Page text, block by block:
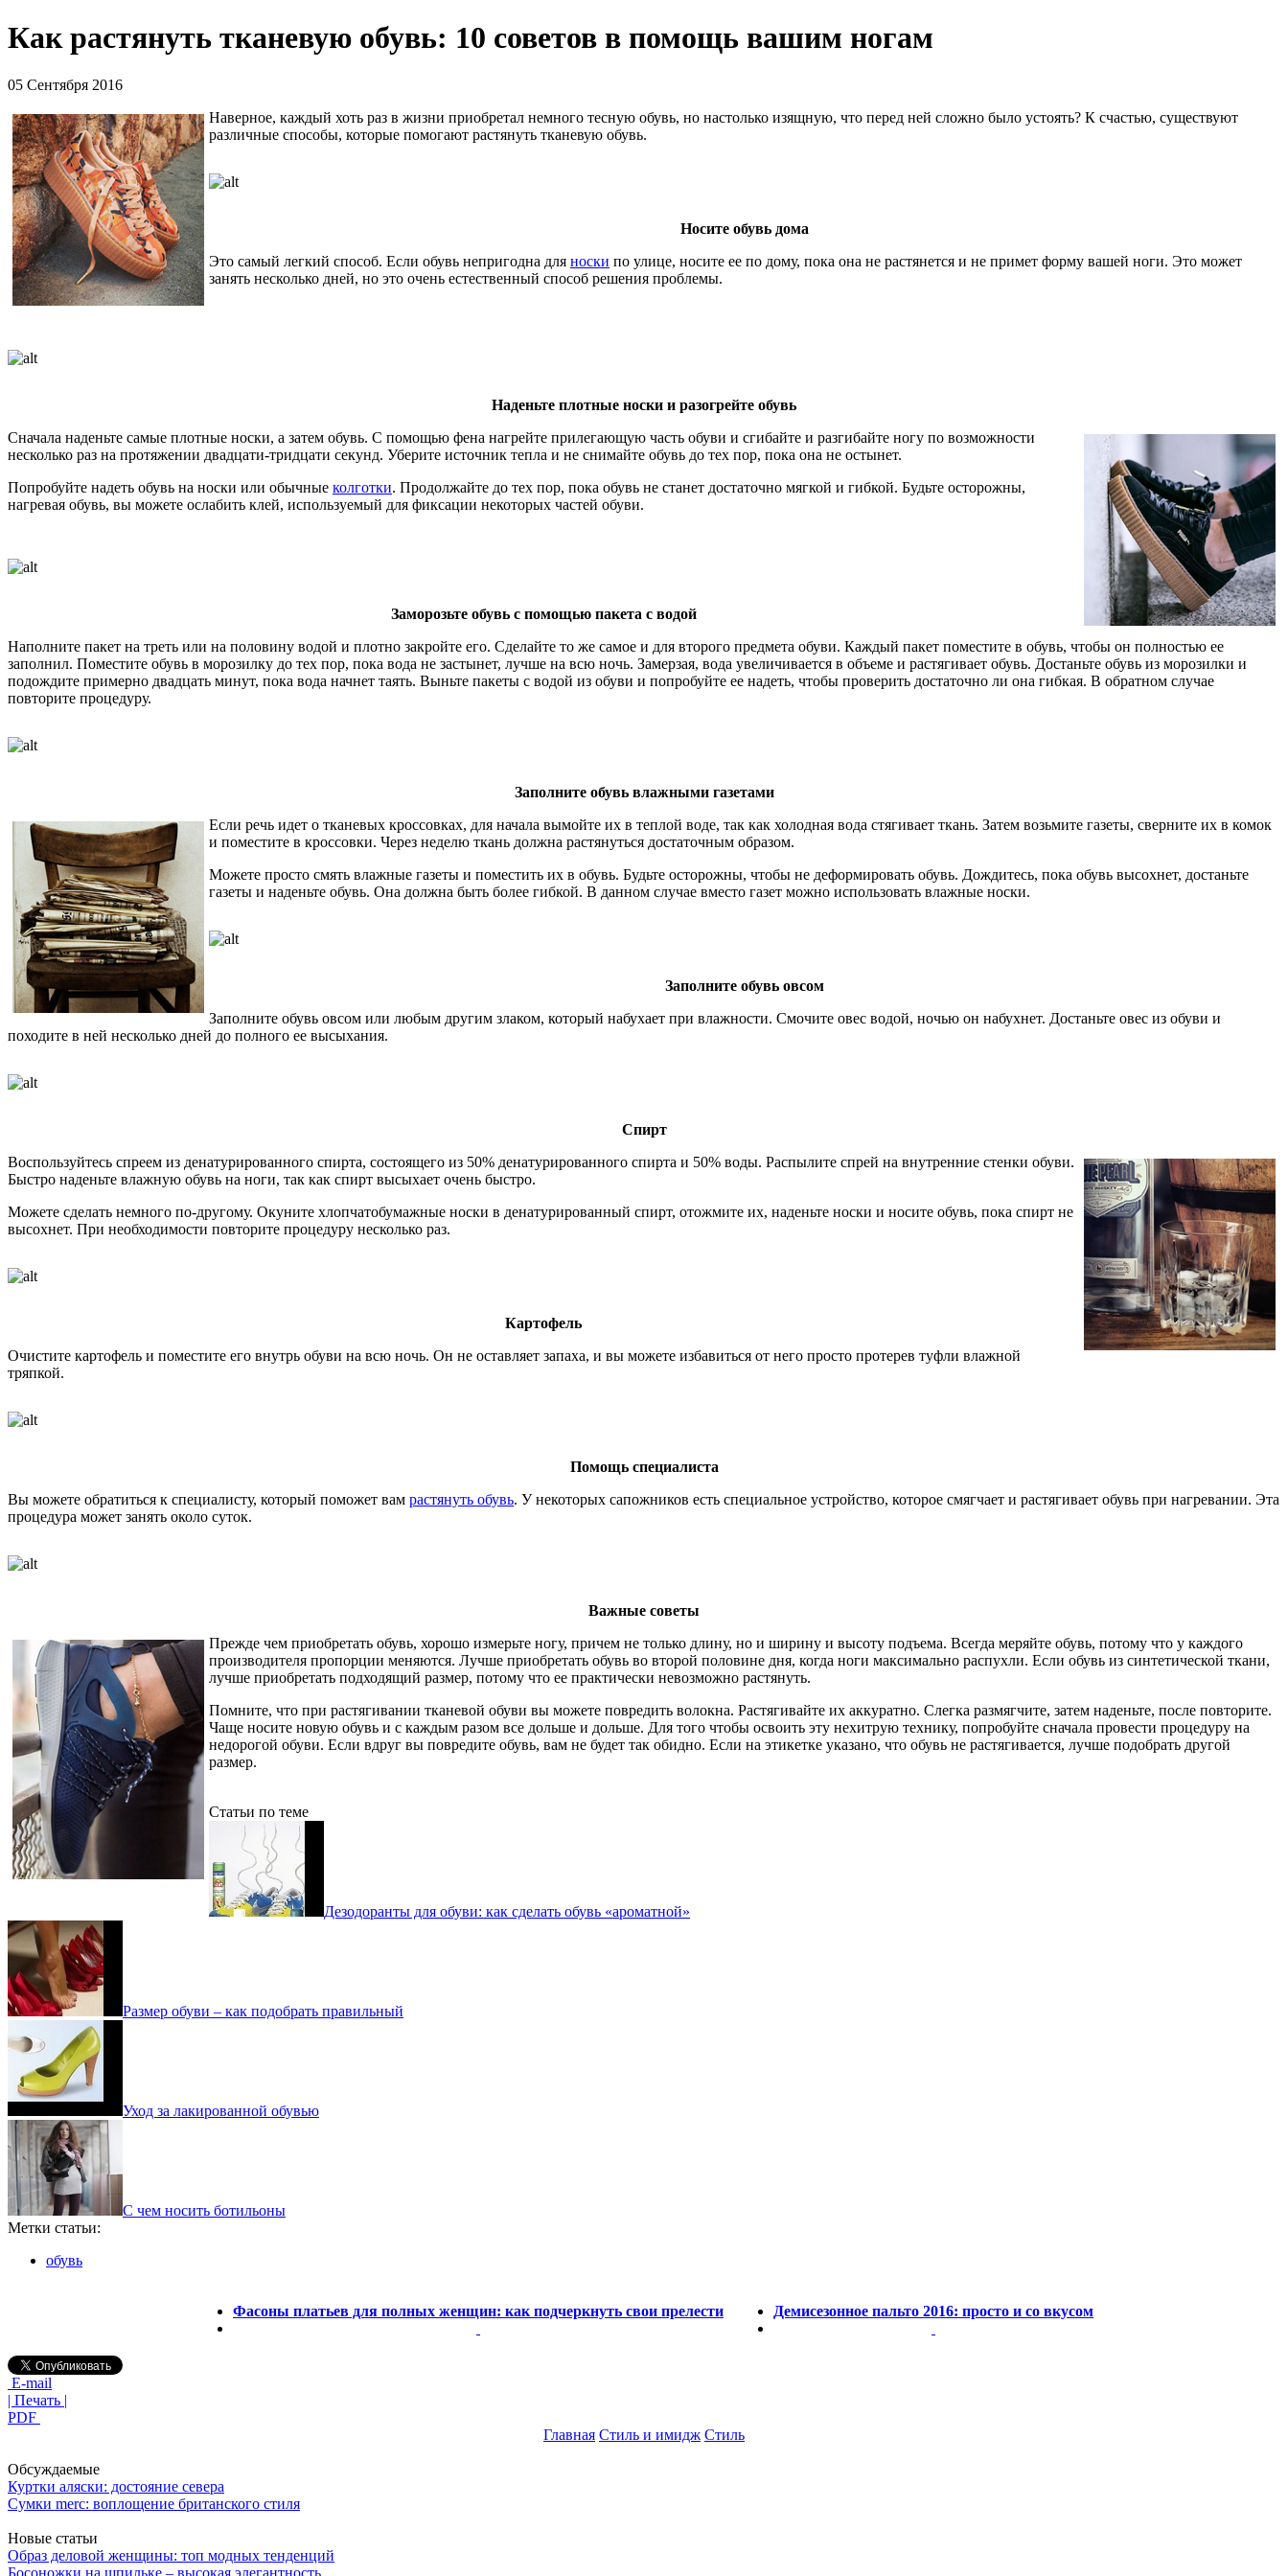
Как растянуть тканевую обувь: 10 советов в помощь вашим ногам
05 Сентября 2016
Наверное, каждый хоть раз в жизни приобретал немного тесную обувь, но настолько изящную, что перед ней сложно было устоять? К счастью, существуют
различные способы, которые помогают растянуть тканевую обувь.
Носите обувь дома
Это самый легкий способ. Если обувь непригодна для носки по улице, носите ее по дому, пока она не растянется и не примет форму вашей ноги. Это может
занять несколько дней, но это очень естественный способ решения проблемы.
Наденьте плотные носки и разогрейте обувь
Сначала наденьте самые плотные носки, а затем обувь. С помощью фена нагрейте прилегающую часть обуви и сгибайте и разгибайте ногу по возможности
несколько раз на протяжении двадцати-тридцати секунд. Уберите источник тепла и не снимайте обувь до тех пор, пока она не остынет.
Попробуйте надеть обувь на носки или обычные колготки. Продолжайте до тех пор, пока обувь не станет достаточно мягкой и гибкой. Будьте осторожны,
нагревая обувь, вы можете ослабить клей, используемый для фиксации некоторых частей обуви.
Заморозьте обувь с помощью пакета с водой
Наполните пакет на треть или на половину водой и плотно закройте его. Сделайте то же самое и для второго предмета обуви. Каждый пакет поместите в обувь, чтобы он полностью ее
заполнил. Поместите обувь в морозилку до тех пор, пока вода не застынет, лучше на всю ночь. Замерзая, вода увеличивается в объеме и растягивает обувь. Достаньте обувь из морозилки и
подождите примерно двадцать минут, пока вода начнет таять. Выньте пакеты с водой из обуви и попробуйте ее надеть, чтобы проверить достаточно ли она гибкая. В обратном случае
повторите процедуру.
Заполните обувь влажными газетами
Если речь идет о тканевых кроссовках, для начала вымойте их в теплой воде, так как холодная вода стягивает ткань. Затем возьмите газеты, сверните их в комок
и поместите в кроссовки. Через неделю ткань должна растянуться достаточным образом.
Можете просто смять влажные газеты и поместить их в обувь. Будьте осторожны, чтобы не деформировать обувь. Дождитесь, пока обувь высохнет, достаньте
газеты и наденьте обувь. Она должна быть более гибкой. В данном случае вместо газет можно использовать влажные носки.
Заполните обувь овсом
Заполните обувь овсом или любым другим злаком, который набухает при влажности. Смочите овес водой, ночью он набухнет. Достаньте овес из обуви и
походите в ней несколько дней до полного ее высыхания.
Спирт
Воспользуйтесь спреем из денатурированного спирта, состоящего из 50% денатурированного спирта и 50% воды. Распылите спрей на внутренние стенки обуви.
Быстро наденьте влажную обувь на ноги, так как спирт высыхает очень быстро.
Можете сделать немного по-другому. Окуните хлопчатобумажные носки в денатурированный спирт, отожмите их, наденьте носки и носите обувь, пока спирт не
высохнет. При необходимости повторите процедуру несколько раз.
Картофель
Очистите картофель и поместите его внутрь обуви на всю ночь. Он не оставляет запаха, и вы можете избавиться от него просто протерев туфли влажной
тряпкой.
Помощь специалиста
Вы можете обратиться к специалисту, который поможет вам растянуть обувь. У некоторых сапожников есть специальное устройство, которое смягчает и растягивает обувь при нагревании. Эта
процедура может занять около суток.
Важные советы
Прежде чем приобретать обувь, хорошо измерьте ногу, причем не только длину, но и ширину и высоту подъема. Всегда меряйте обувь, потому что у каждого
производителя пропорции меняются. Лучше приобретать обувь во второй половине дня, когда ноги максимально распухли. Если обувь из синтетической ткани,
лучше приобретать подходящий размер, потому что ее практически невозможно растянуть.
Помните, что при растягивании тканевой обуви вы можете повредить волокна. Растягивайте их аккуратно. Слегка размягчите, затем наденьте, после повторите.
Чаще носите новую обувь и с каждым разом все дольше и дольше. Для того чтобы освоить эту нехитрую технику, попробуйте сначала провести процедуру на
недорогой обуви. Если вдруг вы повредите обувь, вам не будет так обидно. Если на этикетке указано, что обувь не растягивается, лучше подобрать другой
размер.
Статьи по теме
Дезодоранты для обуви: как сделать обувь «ароматной»
Размер обуви – как подобрать правильный
Уход за лакированной обувью
С чем носить ботильоны
Метки статьи:
обувь
Фасоны платьев для полных женщин: как подчеркнуть свои прелести Демисезонное пальто 2016: просто и со вкусом
E-mail
| Печать |
PDF
Главная Стиль и имидж Стиль
Обсуждаемые
Куртки аляски: достояние севера
Сумки merc: воплощение британского стиля
Новые статьи
Образ деловой женщины: топ модных тенденций
Босоножки на шпильке – высокая элегантность